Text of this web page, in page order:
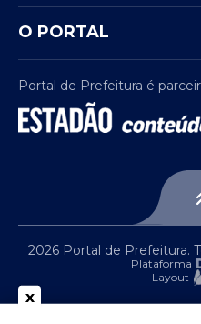
O PORTAL
Portal de Prefeitura é
2026 Portal de Prefeitura.
Plataforma
Layout
x